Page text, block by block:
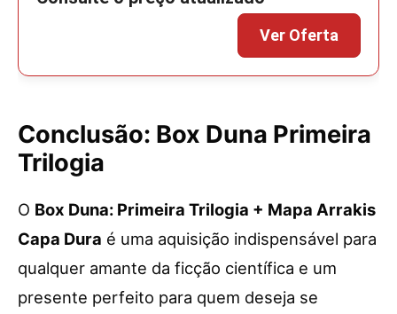
Conclusão: Box Duna Primeira
Trilogia
O Box Duna: Primeira Trilogia + Mapa Arrakis
Capa Dura é uma aquisição indispensável para
qualquer amante da ficção científica e um
presente perfeito para quem deseja se